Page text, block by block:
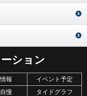
ション
報
イベント予定
慢
タイドグラフ